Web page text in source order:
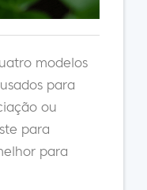
modelos
para
ou
para
para